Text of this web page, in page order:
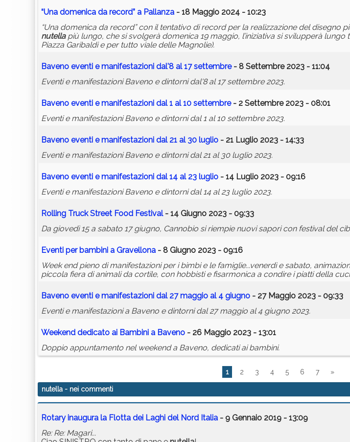
“Una domenica da record” a Pallanza - 18 Maggio 2024 - 10:23
“Una domenica da record” con il tentativo di record per la realizzazione del disegno
nutellapiù lungo, che si svolgerà domenica 19 maggio, l’iniziativa si svilupperà lungo
Piazza Garibaldi e per tutto viale delle Magnolie).
Baveno eventi e manifestazioni dal'8 al 17 settembre- 8 Settembre 2023 - 11:04
Eventi e manifestazioni Baveno e dintorni dal'8 al 17 settembre 2023.
Baveno eventi e manifestazioni dal 1 al 10 settembre- 2 Settembre 2023 - 08:01
Eventi e manifestazioni Baveno e dintorni dal 1 al 10 settembre 2023.
Baveno eventi e manifestazioni dal 21 al 30 luglio - 21 Luglio 2023 - 14:33
Eventi e manifestazioni Baveno e dintorni dal 21 al 30 luglio 2023.
Baveno eventi e manifestazioni dal 14 al 23 luglio - 14 Luglio 2023 - 09:16
Eventi e manifestazioni Baveno e dintorni dal 14 al 23 luglio 2023.
Rolling Truck Street Food Festival- 14 Giugno 2023 - 09:33
Da giovedì 15 a sabato 17 giugno, Cannobio si riempie nuovi sapori con festival del
Eventi per bambini a Gravellona - 8 Giugno 2023 - 09:16
Week end pieno di manifestazioni per i bimbi e le famiglie...venerdì e sabato,
piccola fiera di animali da cortile, con hobbisti e fisarmonica a condire i piatti della
Baveno eventi e manifestazioni dal 27 maggio al 4 giugno - 27 Maggio 2023 - 09:33
Eventi e manifestazioni a Baveno e dintorni dal 27 maggio al 4 giugno 2023.
Weekend dedicato ai Bambini a Baveno - 26 Maggio 2023 - 13:01
Doppio appuntamento nel weekend a Baveno, dedicati ai bambini.
1 2 3 4 5 6 7 »
nutella - nei commenti
Rotary inaugura la Flotta dei Laghi del Nord Italia - 9 Gennaio 2019 - 13:09
Re: Re: Magari...